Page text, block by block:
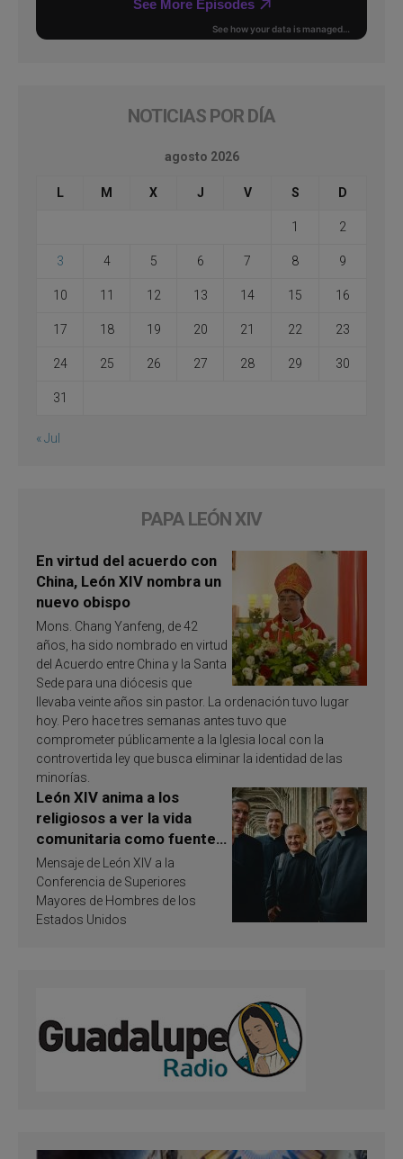
NOTICIAS POR DÍA
agosto 2026
L M X J V S D
1 2
3 4 5 6 7 8 9
10 11 12 13 14 15 16
17 18 19 20 21 22 23
24 25 26 27 28 29 30
31
« Jul
PAPA LEÓN XIV
En virtud del acuerdo con
China, León XIV nombra un
nuevo obispo
Mons. Chang Yanfeng, de 42
años, ha sido nombrado en virtud
del Acuerdo entre China y la Santa
Sede para una diócesis que
llevaba veinte años sin pastor. La ordenación tuvo lugar
hoy. Pero hace tres semanas antes tuvo que
comprometer públicamente a la Iglesia local con la
controvertida ley que busca eliminar la identidad de las
minorías.
León XIV anima a los
religiosos a ver la vida
comunitaria como fuente
de inspiración y
santificación
Mensaje de León XIV a la
Conferencia de Superiores
Mayores de Hombres de los
Estados Unidos